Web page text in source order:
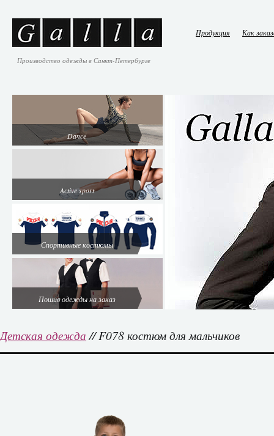
Производство одежды в Санкт-Петербурге
Продукция Как
Dance
Active sport
Спортивные костюмы
Пошив одежды на заказ
Детская одежда// F078 костюм для мальчиков